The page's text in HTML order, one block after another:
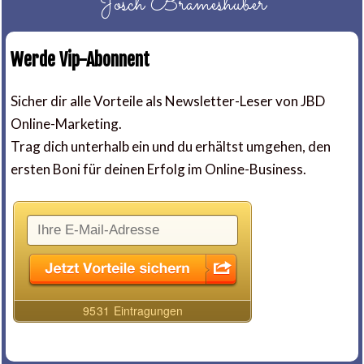
Werde Vip-Abonnent
Sicher dir alle Vorteile als Newsletter-Leser von JBD
Online-Marketing.
Trag dich unterhalb ein und du erhältst umgehen, den
ersten Boni für deinen Erfolg im Online-Business.